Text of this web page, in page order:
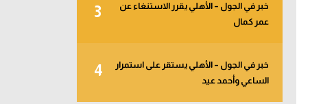
3
خبر في الجول – الأهلي يقرر الاستنغاء عن
عمر كمال
4
خبر في الجول – الأهلي يستقر على استمرار
الساعي وأحمد عيد